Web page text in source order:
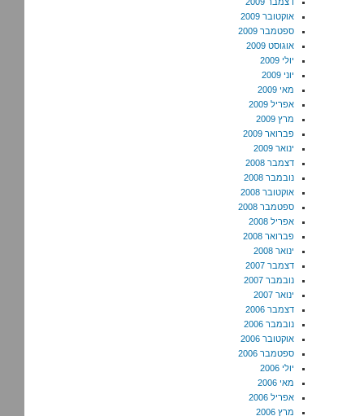
אוקטובר 2009
ספטמבר 2009
אוגוסט 2009
יולי 2009
יוני 2009
מאי 2009
אפריל 2009
מרץ 2009
פברואר 2009
ינואר 2009
דצמבר 2008
נובמבר 2008
אוקטובר 2008
ספטמבר 2008
אפריל 2008
פברואר 2008
ינואר 2008
דצמבר 2007
נובמבר 2007
ינואר 2007
דצמבר 2006
נובמבר 2006
אוקטובר 2006
ספטמבר 2006
יולי 2006
מאי 2006
אפריל 2006
מרץ 2006